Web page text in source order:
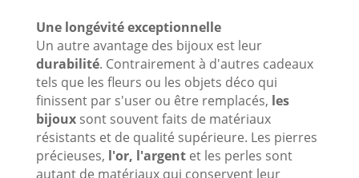
Une longévité exceptionnelle
Un autre avantage des bijoux est leur
durabilité. Contrairement à d'autres cadeaux
tels que les fleurs ou les objets déco qui
finissent par s'user ou être remplacés, les
bijouxsont souvent faits de matériaux
résistants et de qualité supérieure. Les pierres
précieuses, l'or, l'argent et les perles sont
autant de matériaux qui conservent leur